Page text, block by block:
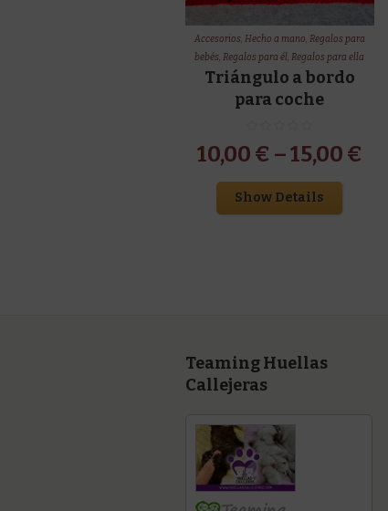
Accesorios, Hecho a mano, Regalos para
bebés,Regalos para él,Regalos para ella
Triángulo a bordo
para coche
10,00 € –15,00 €
Show Details
Teaming Huellas
Callejeras